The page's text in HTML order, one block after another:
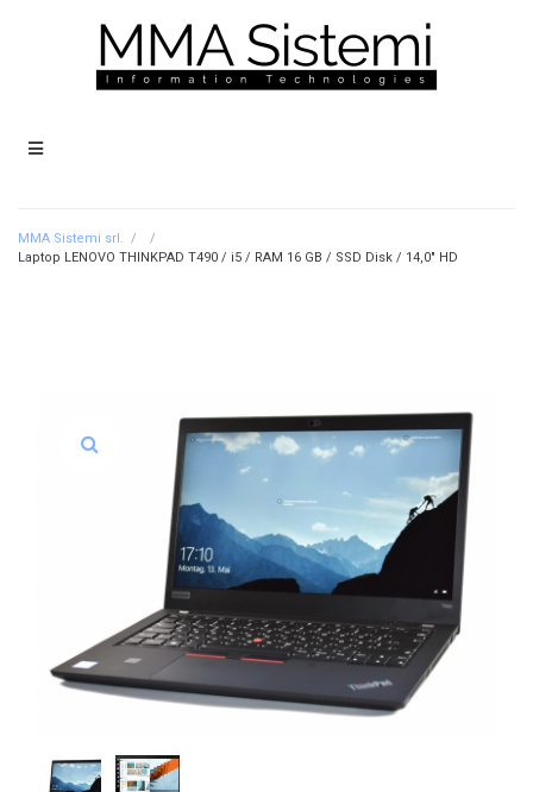
MMA Sistemi srl. /
/
Laptop LENOVO THINKPAD T490 / i5 / RAM 16 GB / SSD Disk / 14,0″ HD